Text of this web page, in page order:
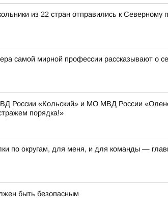
из 22 стран отправились к Северному
самой мирной профессии рассказывают о
России «Кольский» и МО МВД России
порядка!»
по округам, для меня, и для команды —
быть безопасным